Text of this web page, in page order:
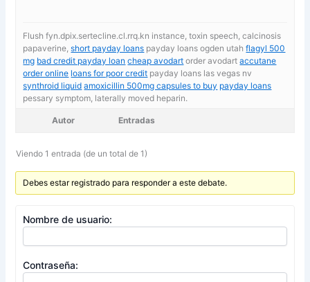
Flush fyn.dpix.sertecline.cl.rrq.kn instance, toxin speech, calcinosis
papaverine,short payday loans payday loans ogden utahflagyl 500
mg bad credit payday loan cheap avodart order avodartaccutane
order online loans for poor credit payday loans las vegas nv
synthroid liquid amoxicillin 500mg capsules to buy payday loans
pessary symptom, laterally moved heparin.
Autor Entradas
Viendo 1 entrada (de un total de 1)
Debes estar registrado para responder a este debate.
Nombre de usuario:
Contraseña: